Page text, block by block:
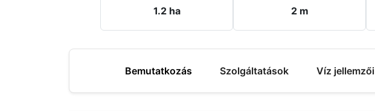
1.2 ha 2 m
Bemutatkozás Szolgáltatások Víz jellemzői